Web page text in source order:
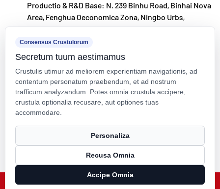
Productio & R&D Base: N. 239 Binhu Road, Binhai Nova
Area, Fenghua Oeconomica Zona, Ningbo Urbs,
Zhejiang Provincia, P.R.
+86-18067123177
Copyright © Kaixin Pipeline Technologies Co., Ltd. All Rights
Reserved.
Smart Cloud
Consensus Crustulorum
Secretum tuum aestimamus
Crustulis utimur ad meliorem experientiam navigationis, ad
contentum personatum praebendum, et ad nostrum
trafficum analyzandum. Potes omnia crustula accipere,
crustula optionalia recusare, aut optiones tuas
accommodare.
Personaliza
Recusa Omnia
Accipe Omnia